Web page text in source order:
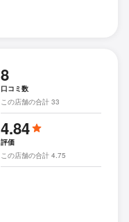
8
口コミ数
この店舗の合計 33
4.84
評価
この店舗の合計 4.75